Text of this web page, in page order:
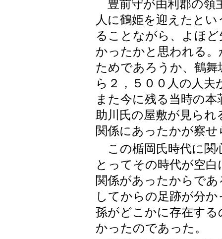
豊前守が由利郡の領
人に鶴姫を迎えたと
ることながら、よほ
かったかと思われる
ためであろうか、鶴
ら２，５００人の人
また今に残る当時の
助川氏の屋敷が見ら
関係にあったかが察せ
この楯岡氏時代に関
とってその時代が空
関係があったからで
してからの足跡が分
孫がどこかに存在す
かったのであった。